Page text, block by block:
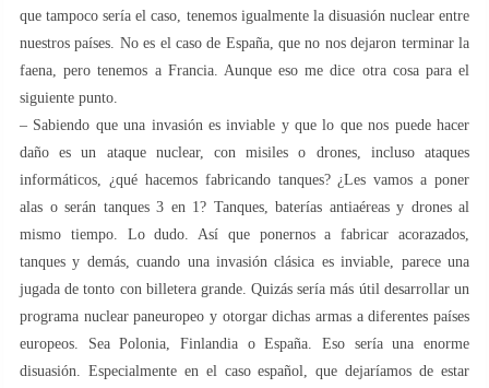
que tampoco sería el caso, tenemos igualmente la disuasión nuclear entre
nuestros países. No es el caso de España, que no nos dejaron terminar la
faena, pero tenemos a Francia. Aunque eso me dice otra cosa para el
siguiente punto.
– Sabiendo que una invasión es inviable y que lo que nos puede hacer
daño es un ataque nuclear, con misiles o drones, incluso ataques
informáticos, ¿qué hacemos fabricando tanques? ¿Les vamos a poner
alas o serán tanques 3 en 1? Tanques, baterías antiaéreas y drones al
mismo tiempo. Lo dudo. Así que ponernos a fabricar acorazados,
tanques y demás, cuando una invasión clásica es inviable, parece una
jugada de tonto con billetera grande. Quizás sería más útil desarrollar un
programa nuclear paneuropeo y otorgar dichas armas a diferentes países
europeos. Sea Polonia, Finlandia o España. Eso sería una enorme
disuasión. Especialmente en el caso español, que dejaríamos de estar